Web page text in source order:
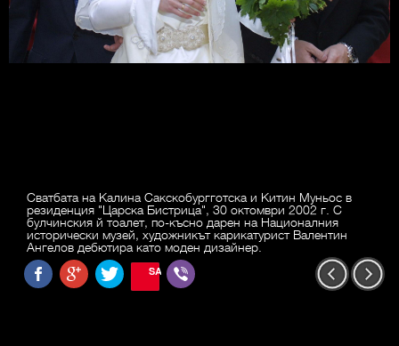
Сватбата на Калина Сакскобургготска и Китин Муньос в
резиденция "Царска Бистрица", 30 октомври 2002 г. С
булчинския й тоалет, по-късно дарен на Националния
исторически музей, художникът карикатурист Валентин
Ангелов дебютира като моден дизайнер.
SAVE